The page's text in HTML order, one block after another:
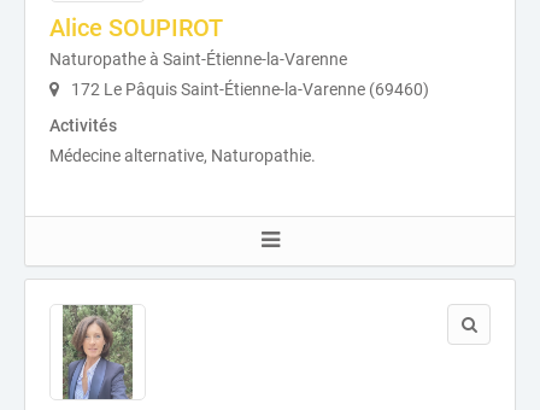
Alice SOUPIROT
Naturopathe à Saint-Étienne-la-Varenne
172 Le Pâquis Saint-Étienne-la-Varenne (69460)
Activités
Médecine alternative, Naturopathie.